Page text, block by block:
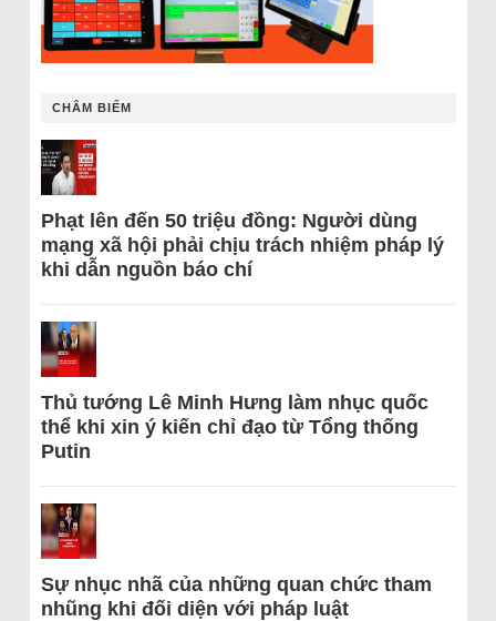
CHÂM BIẾM
Phạt lên đến 50 triệu đồng: Người dùng
mạng xã hội phải chịu trách nhiệm pháp lý
khi dẫn nguồn báo chí
Thủ tướng Lê Minh Hưng làm nhục quốc
thể khi xin ý kiến chỉ đạo từ Tổng thống
Putin
Sự nhục nhã của những quan chức tham
nhũng khi đối diện với pháp luật